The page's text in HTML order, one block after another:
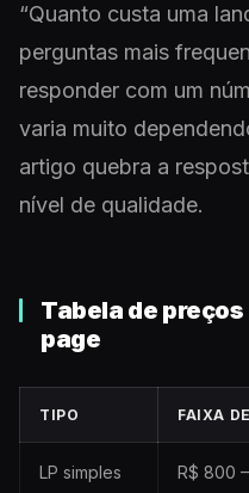
“Quanto custa uma
perguntas mais
responder com um
varia muito
artigo quebra a
nível de qualidade.
Tabela de
page
TIPO FAIXA
LP simples
R$ 800